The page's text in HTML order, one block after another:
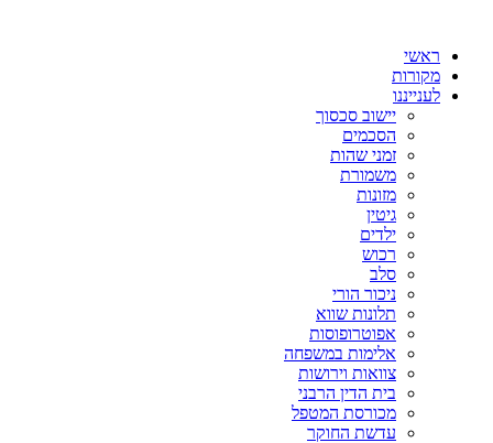
ראשי
מקורות
לענייננו
יישוב סכסוך
הסכמים
זמני שהות
משמורת
מזונות
גיטין
ילדים
רכוש
סלב
ניכור הורי
תלונות שווא
אפוטרופוסות
אלימות במשפחה
צוואות וירושות
בית הדין הרבני
מכורסת המטפל
עדשת החוקר